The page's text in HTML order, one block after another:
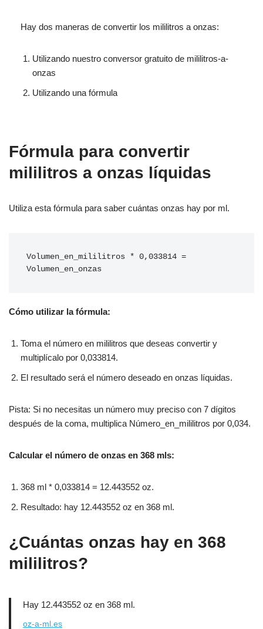
Hay dos maneras de convertir los mililitros a onzas:
Utilizando nuestro conversor gratuito de mililitros-a-
onzas
Utilizando una fórmula
Fórmula para convertir
mililitros a onzas líquidas
Utiliza esta fórmula para saber cuántas onzas hay por ml.
Volumen_en_mililitros * 0,033814 =
Volumen_en_onzas
Cómo utilizar la fórmula:
Toma el número en mililitros que deseas convertir y
multiplícalo por 0,033814.
El resultado será el número deseado en onzas líquidas.
Pista: Si no necesitas un número muy preciso con 7 dígitos
después de la coma, multiplica Número_en_mililitros por 0,034.
Calcular el número de onzas en 368 mls:
368 ml * 0,033814 = 12.443552 oz.
Resultado: hay 12.443552 oz en 368 ml.
¿Cuántas onzas hay en 368
mililitros?
Hay 12.443552 oz en 368 ml.
oz-a-ml.es